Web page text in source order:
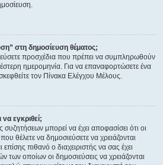
στη δημοσίευση θέματος;
προσχέδια που πρέπει να συμπληρωθούν
ημερομηνία. Για να επαναφορτώσετε ένα
τον Πίνακα Ελέγχου Μέλους.
να εγκριθεί;
μπορεί να έχει αποφασίσει ότι οι
θέλετε να δημοσιεύσετε να χρειάζονται
πιθανό ο διαχειριστής να σας έχει
των οποίων οι δημοσιεύσεις να χρειάζονται